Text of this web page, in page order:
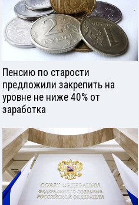
Пенсию по старости
предложили закрепить на
уровне не ниже 40% от
заработка